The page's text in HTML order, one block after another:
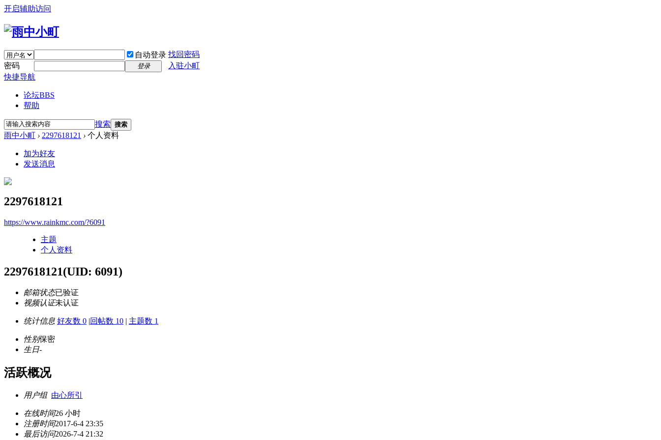
开启辅助访问
自动登录 找回密码
密码
登录
入驻小町
快捷导航
论坛BBS
帮助
搜索 搜索
雨中小町 › 2297618121 › 个人资料
加为好友
发送消息
2297618121
https://www.rainkmc.com/?6091
主题
个人资料
2297618121(UID: 6091)
邮箱状态已验证
视频认证未认证
统计信息 好友数 0 |回帖数 10 | 主题数 1
性别保密
生日-
活跃概况
用户组 由心所引
在线时间26 小时
注册时间2017-6-4 23:35
最后访问2026-7-4 21:32